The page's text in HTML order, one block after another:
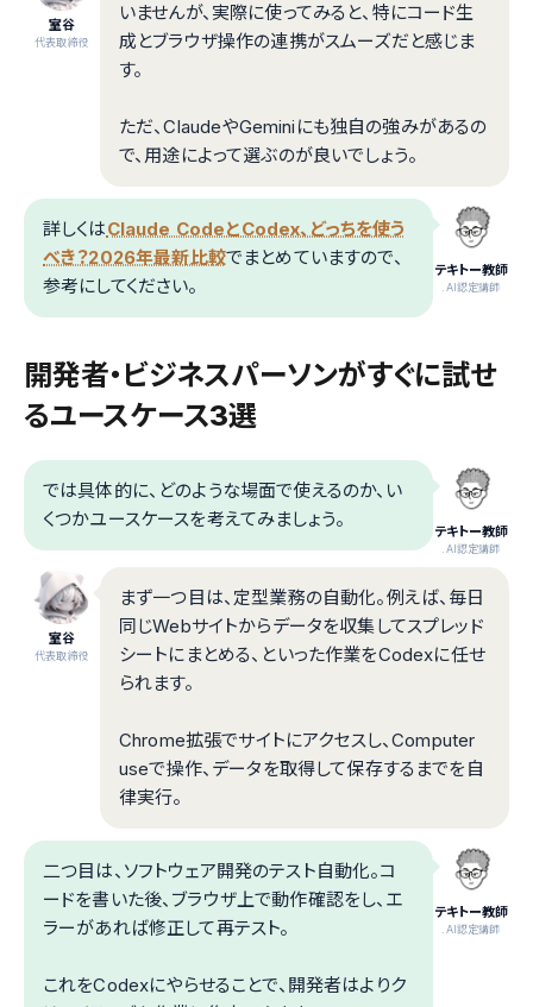
室谷
代表取締役
いませんが、実際に使ってみると、特にコード生
成とブラウザ操作の連携がスムーズだと感じま
す。
ただ、ClaudeやGeminiにも独自の強みがあるの
で、用途によって選ぶのが良いでしょう。
テキトー教師
.AI認定講師
詳しくはClaude CodeとCodex、どっちを使う
べき？2026年最新比較でまとめていますので、
参考にしてください。
開発者・ビジネスパーソンがすぐに試せ
るユースケース3選
テキトー教師
.AI認定講師
では具体的に、どのような場面で使えるのか、い
くつかユースケースを考えてみましょう。
室谷
代表取締役
まず一つ目は、定型業務の自動化。例えば、毎日
同じWebサイトからデータを収集してスプレッド
シートにまとめる、といった作業をCodexに任せ
られます。
Chrome拡張でサイトにアクセスし、Computer
useで操作、データを取得して保存するまでを自
律実行。
テキトー教師
.AI認定講師
二つ目は、ソフトウェア開発のテスト自動化。コ
ードを書いた後、ブラウザ上で動作確認をし、エ
ラーがあれば修正して再テスト。
これをCodexにやらせることで、開発者はよりク